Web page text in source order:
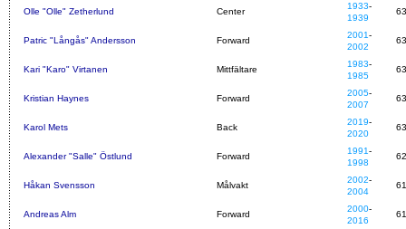
Olle "Olle" Zetherlund Center
1933-
1939
63
Patric "Långås" Andersson Forward
2001-
2002
63
Kari "Karo" Virtanen Mittfältare
1983-
1985
63
Kristian Haynes Forward
2005-
2007
63
Karol Mets Back
2019-
2020
63
Alexander "Salle" Östlund Forward
1991-
1998
62
Håkan Svensson Målvakt
2002-
2004
61
Andreas Alm Forward
2000-
2016
61